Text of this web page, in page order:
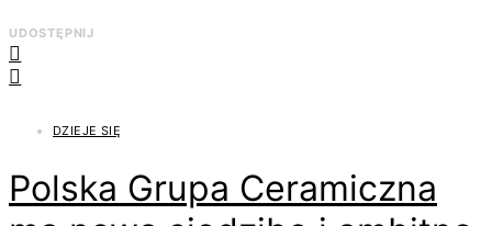
UDOSTĘPNIJ
DZIEJE SIĘ
Polska Grupa Ceramiczna